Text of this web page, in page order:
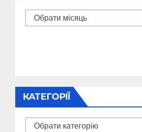
Архіви
КАТЕГОРІЇ
Категорії